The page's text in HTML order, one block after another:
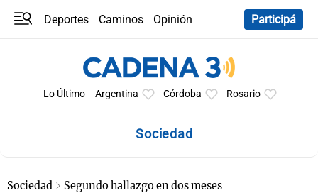
Deportes Caminos
Opinión
Participá
Lo Último Argentina Córdoba Rosario
Sociedad
Sociedad Segundo hallazgo en dos meses